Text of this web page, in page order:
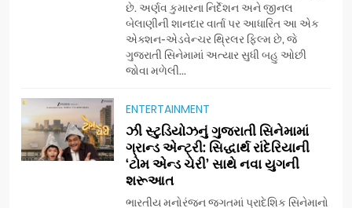
છે. અર્ણવ કુમારના નિર્દેશન અને જીનલ
બેલાણીની શાનદાર વાર્તા પર આધારિત આ એક
એક્શન-એડવેન્ચર થ્રિલર ફિલ્મ છે, જે
ગુજરાતી સિનેમામાં અત્યાર સુધી બહુ ઓછી
જોવા મળેલી...
ENTERTAINMENT
ઝી સ્ટુડિયોઝનું ગુજરાતી સિનેમામાં
ગ્રાન્ડ એન્ટ્રી: સિદ્ધાર્થ રાંદેરિયાની
‘ટોમ એન્ડ ચેરી’ સાથે નવા યુગની
શરૂઆત
ભારતીય મનોરંજન જગતમાં પ્રાદેશિક સિનેમાનો
177 દેશો અને 52 લાખ દર્શકો:
ગુજરાતી OTT પ્લેટફોર્મ ‘જોજો’
(JOJO) નો વિશ્વભરમાં દબદબો
7
અમદાવાદમાં યોજાયેલા ‘ઓકલ્ટ
કોન્ક્લેવ 2026’માં ઈન્ટરનેશનલ
ટેરોટ રીડર પુનિતજી લુલ્લા એ ટેરોટ
કાર્ડ રીડિંગ અંગે માહિતી આપી
AHMEDABAD